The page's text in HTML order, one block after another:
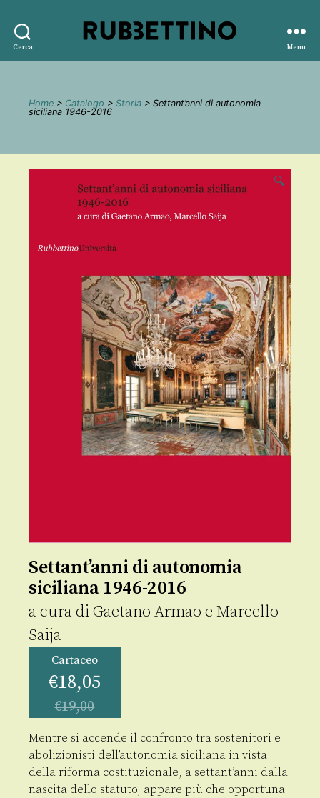
Cerca
editore
Menu
Home > Catalogo > Storia > Settant’anni di autonomia
siciliana 1946-2016
🔍
Settant’anni di autonomia
siciliana 1946-2016
a cura diGaetano Armao e Marcello
Saija
Cartaceo
€18,05
€19,00
Mentre si accende il confronto tra sostenitori e
abolizionisti dell’autonomia siciliana in vista
della riforma costituzionale, a settant’anni dalla
nascita dello statuto, appare più che opportuna